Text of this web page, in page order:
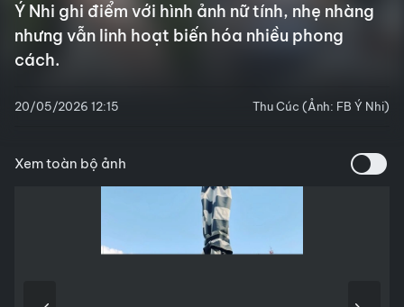
Ý Nhi ghi điểm với hình ảnh nữ tính, nhẹ nhàng
nhưng vẫn linh hoạt biến hóa nhiều phong
cách.
20/05/2026 12:15 Thu Cúc (Ảnh: FB Ý Nhi)
Xem toàn bộ ảnh